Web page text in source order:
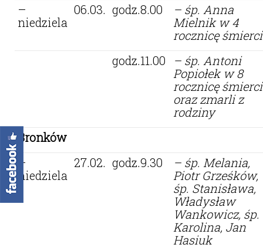
–
niedziela
06.03. godz.8.00
– śp. Anna
Mielnik w 4
rocznicę śmierci
godz.11.00
– śp. Antoni
Popiołek w 8
rocznicę śmierci
oraz zmarli z
rodziny
Bronków
–
niedziela
27.02. godz.9.30
– śp. Melania,
Piotr Grześków,
śp. Stanisława,
Władysław
Wankowicz, śp.
Karolina, Jan
Hasiuk